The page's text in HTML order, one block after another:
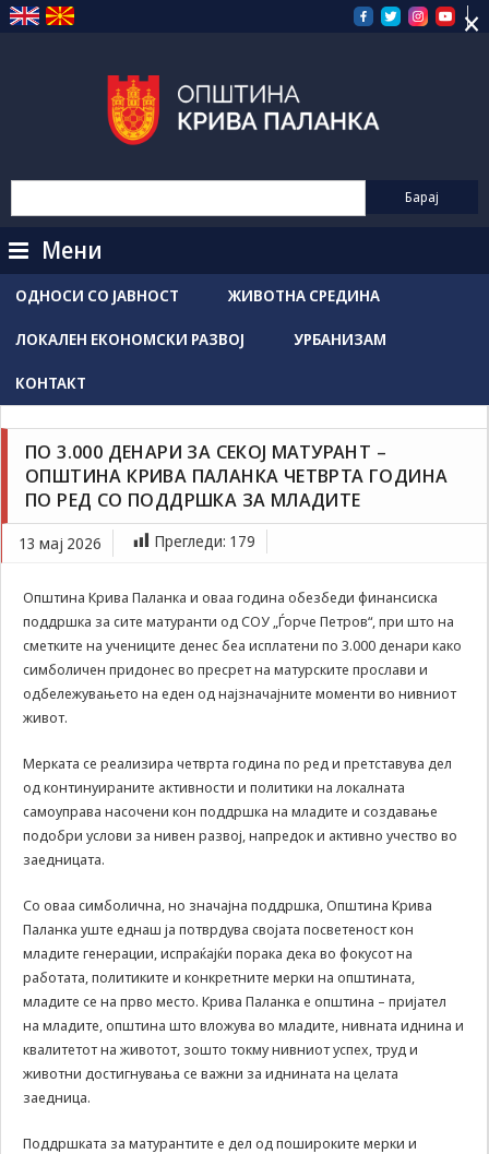
Прескокнете
Мени
ОДНОСИ СО ЈАВНОСТ ЖИВОТНА СРЕДИНА
ЛОКАЛЕН ЕКОНОМСКИ РАЗВОЈ УРБАНИЗАМ
КОНТАКТ
ПО 3.000 ДЕНАРИ ЗА СЕКОЈ МАТУРАНТ –
ОПШТИНА КРИВА ПАЛАНКА ЧЕТВРТА ГОДИНА
ПО РЕД СО ПОДДРШКА ЗА МЛАДИТЕ
13 мај 2026 Прегледи: 179
мај 13, 2026 Grozdancho Hristovski
По 3.000 денари за секој матурант – Општина
Крива Паланка четврта година по ред со поддршка
за младите
Општина Крива Паланка и оваа година обезбеди финансиска
поддршка за сите матуранти од СОУ „Ѓорче Петров“, при што на
сметките на учениците денес беа исплатени по 3.000 денари како
симболичен придонес во пресрет на матурските прослави и
одбележувањето на еден од најзначајните моменти во нивниот
живот.
Мерката се реализира четврта година по ред и претставува дел
од континуираните активности и политики на локалната
самоуправа насочени кон поддршка на младите и создавање
подобри услови за нивен развој, напредок и активно учество во
заедницата.
Со оваа симболична, но значајна поддршка, Општина Крива
Паланка уште еднаш ја потврдува својата посветеност кон
младите генерации, испраќајќи порака дека во фокусот на
работата, политиките и конкретните мерки на општината,
младите се на прво место. Крива Паланка е општина – пријател
на младите, општина што вложува во младите, нивната иднина и
квалитетот на животот, зошто токму нивниот успех, труд и
животни достигнувања се важни за иднината на целата
заедница.
Поддршката за матурантите е дел од пошироките мерки и
×
Задолжителни
Сесиските
зачувуваат во
датотеката на
колачето на
Вашиот интернет
пребарувач
колачиња се
задолжителни за
одредени
апликации или
нејзина правилна
работа.Сесиските
колачиња се
користат со цел
да Ви
овозможиме да
услугите кои сте
ги побарале
овие колачиња,